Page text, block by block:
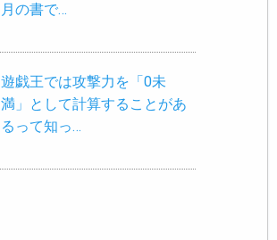
月の書で…
遊戯王では攻撃力を「0未
満」として計算することがあ
るって知っ…